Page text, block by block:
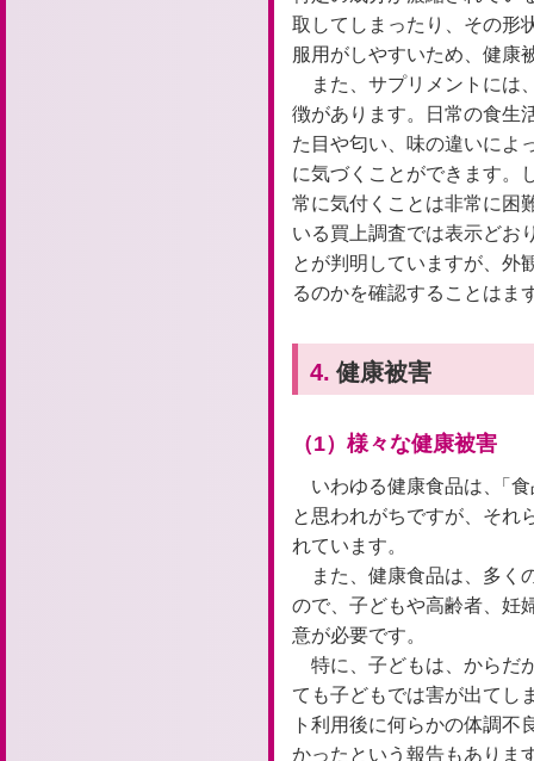
取してしまったり、その形
服用がしやすいため、健康
また、サプリメントには
徴があります。日常の食生
た目や匂い、味の違いによ
に気づくことができます。
常に気付くことは非常に困
いる買上調査では表示どお
とが判明していますが、外
るのかを確認することはま
4. 健康被害
（1）様々な健康被害
いわゆる健康食品は、 「 食
と思われがちですが、それ
れています。
また、健康食品は、多く
ので、子どもや高齢者、妊
意が必要です。
特に、子どもは、からだ
ても子どもでは害が出てし
ト利用後に何らかの体調不
かったという報告もありま